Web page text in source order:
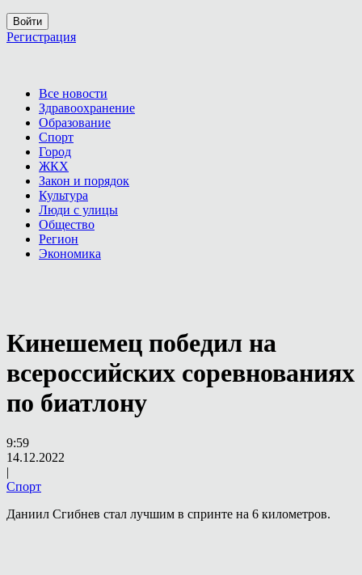
Войти
Регистрация
Все новости
Здравоохранение
Образование
Спорт
Город
ЖКХ
Закон и порядок
Культура
Люди с улицы
Общество
Регион
Экономика
Кинешемец победил на
всероссийских соревнованиях
по биатлону
9:59
14.12.2022
|
Спорт
Даниил Сгибнев стал лучшим в спринте на 6 километров.